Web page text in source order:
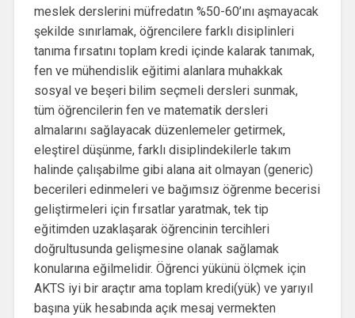
meslek derslerini müfredatın %50-60’ını aşmayacak
şekilde sınırlamak, öğrencilere farklı disiplinleri
tanıma fırsatını toplam kredi içinde kalarak tanımak,
fen ve mühendislik eğitimi alanlara muhakkak
sosyal ve beşeri bilim seçmeli dersleri sunmak,
tüm öğrencilerin fen ve matematik dersleri
almalarını sağlayacak düzenlemeler getirmek,
eleştirel düşünme, farklı disiplindekilerle takım
halinde çalışabilme gibi alana ait olmayan (generic)
becerileri edinmeleri ve bağımsız öğrenme becerisi
geliştirmeleri için fırsatlar yaratmak, tek tip
eğitimden uzaklaşarak öğrencinin tercihleri
doğrultusunda gelişmesine olanak sağlamak
konularına eğilmelidir. Öğrenci yükünü ölçmek için
AKTS iyi bir araçtır ama toplam kredi(yük) ve yarıyıl
başına yük hesabında açık mesaj vermekten